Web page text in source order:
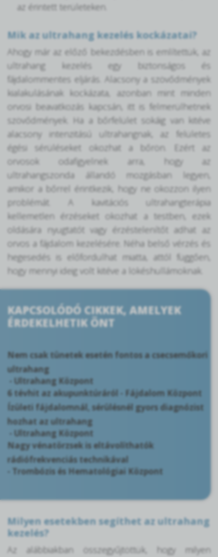
az érintett területeken.
Mik az ultrahang kezelés kockázatai?
Ahogy már az előző bekezdésben is említettük, az
ultrahang kezelés egy biztonságos és
fájdalommentes eljárás. Alacsony a szövődmények
kialakulásának kockázata, azonban mint minden
orvosi beavatkozás kapcsán, itt is felmerülhetnek
szövődmények. Ha a bőrfelület sokáig van kitéve
alacsony intenzitású ultrahangnak, az felületes
égési sérüléseket okozhat a bőrön. Ezért az
orvosok odafigyelnek arra, hogy az
ultrahangszonda állandó mozgásban legyen,
amikor a bőrrel érintkezik, hogy ne okozzon ilyen
problémát. A kavitációs ultrahangterápia
kellemetlen érzéseket okozhat a testben, ezek
oldására nyugtatót vagy érzéstelenítőt adhat az
orvos a fájdalom kezelésére. Néha belső vérzés és
hegesedés is előfordulhat miatta, attól függően,
hogy mennyi ideig volt kitéve a lökéshullámoknak.
KAPCSOLÓDÓ CIKKEK, AMELYEK
ÉRDEKELHETIK ÖNT
Nem csak tünetek esetén fontos a csecsemőkori
ultrahang
- Ultrahang Központ
6 tévhit az akupunktúráról - Fájdalom Központ
Ízületi fájdalomnál, sérülésnél gyors diagnózist
hozhat az ultrahang
- Ultrahang Központ
Nagy vénatörzsek is eltávolíthatók
rádiófrekvenciás technikával
- Trombózis és Hematológiai Központ
Milyen esetekben segíthet az ultrahang
kezelés?
Az alábbiakban összegyűjtöttük, hogy milyen